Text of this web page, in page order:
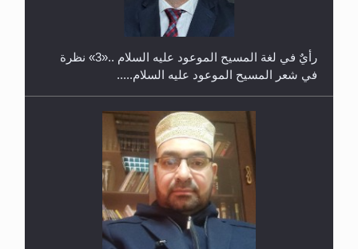
رأيٌ في لغة المسيح الموعود عليه السلام ..«3» نظرة
في شعر المسيح الموعود عليه السلام.....